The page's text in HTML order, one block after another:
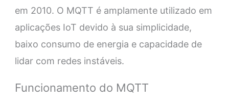
em 2010. O MQTT é amplamente utilizado em
aplicações IoT devido à sua simplicidade,
baixo consumo de energia e capacidade de
lidar com redes instáveis.
Funcionamento do MQTT